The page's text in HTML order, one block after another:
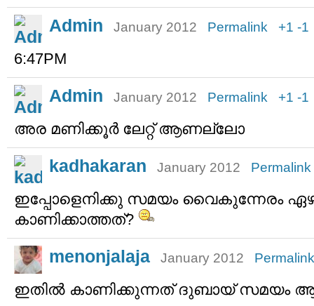
Admin January 2012 Permalink +1 -1
6:47PM
Admin January 2012 Permalink +1 -1
അര മണിക്കൂര്‍ ലേറ്റ് ആണല്ലോ
kadhakaran January 2012 Permalink
ഇപ്പോളെനിക്കു സമയം വൈകുന്നേരം
കാണിക്കാത്തത്?
menonjalaja January 2012 Permalink
ഇതില്‍ കാണിക്കുന്നത് ദുബായ് സമയം